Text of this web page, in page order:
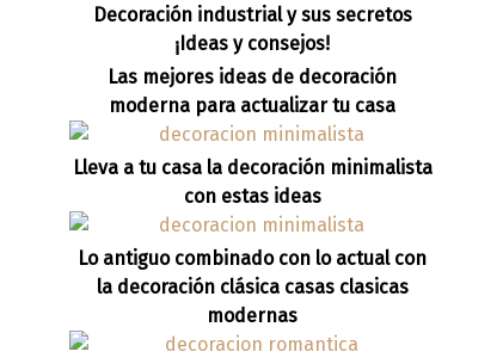
Decoración industrial y sus secretos
¡Ideas y consejos!
Las mejores ideas de decoración
moderna para actualizar tu casa
Lleva a tu casa la decoración minimalista
con estas ideas
Lo antiguo combinado con lo actual con
la decoración clásica casas clasicas
modernas